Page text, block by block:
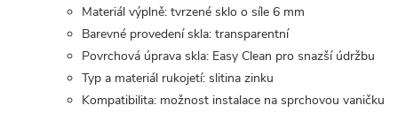
Materiál výplně: tvrzené sklo o síle 6 mm
Barevné provedení skla: transparentní
Povrchová úprava skla: Easy Clean pro snazší údržbu
Typ a materiál rukojetí: slitina zinku
Kompatibilita: možnost instalace na sprchovou vaničku